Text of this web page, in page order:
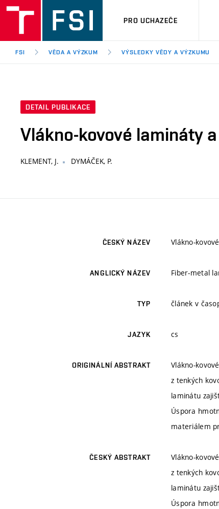
PRO UCHAZEČE
FSI VĚDA A VÝZKUM VÝSLEDKY VĚDY A VÝZKUMU
DETAIL PUBLIKACE
Vlákno-kovové lamináty
KLEMENT, J. DYMÁČEK, P.
ČESKÝ NÁZEV Vlákno-
ANGLICKÝ NÁZEV Fiber-metal
TYP článek v
JAZYK cs
ORIGINÁLNÍ ABSTRAKT
Vlákno-
z tenkých
laminátu
Úspora
materiálem
ČESKÝ ABSTRAKT
Vlákno-
z tenkých
laminátu
Úspora